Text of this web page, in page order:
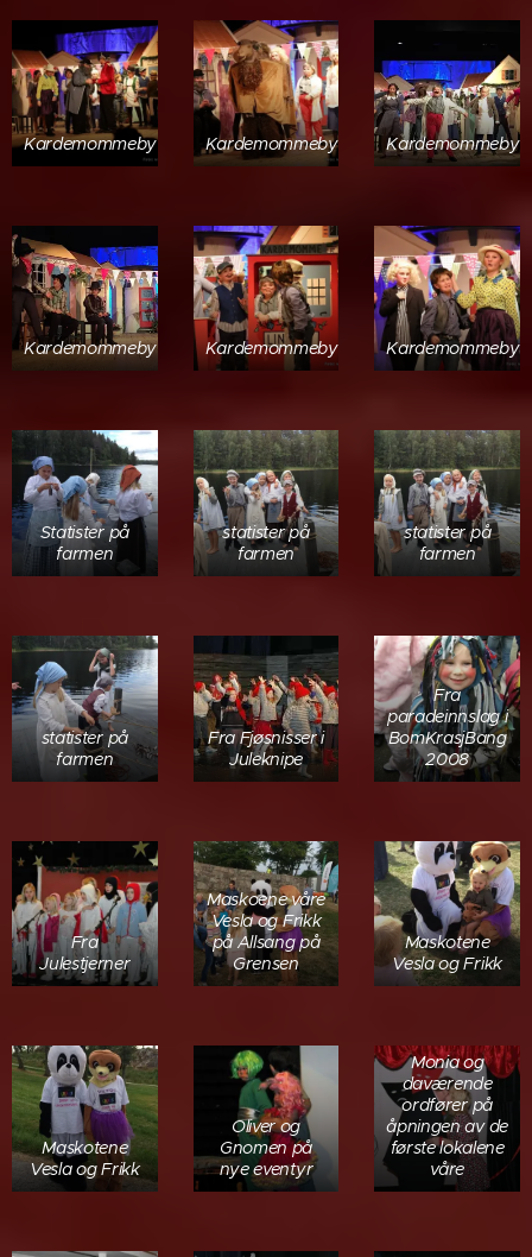
Kardemommeby Kardemommeby Kardemommeby
Kardemommeby Kardemommeby Kardemommeby
Statister på
farmen
statister på
farmen
statister på
farmen
statister på
farmen
Fra Fjøsnisser i
Juleknipe
Fra
paradeinnslag i
BomKrasjBang
2008
Fra
Julestjerner
Maskoene våre
Vesla og Frikk
på Allsang på
Grensen
Maskotene
Vesla og Frikk
Maskotene
Vesla og Frikk
Oliver og
Gnomen på
nye eventyr
Monia og
daværende
ordfører på
åpningen av de
første lokalene
våre